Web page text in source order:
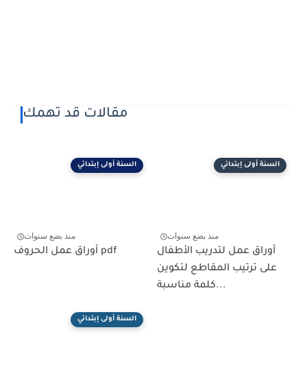
مقالات قد تهمك
السنة أولى إبتدائي
منذ بضع سنوات
أوراق عمل الحروف pdf
السنة أولى إبتدائي
منذ بضع سنوات
أوراق عمل لتدريب الأطفال
على ترتيب المقاطع لتكوين
كلمة مناسبة...
السنة أولى إبتدائي